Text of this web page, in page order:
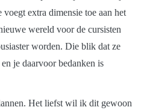
extra dimensie toe aan het
wereld voor de cursisten
worden. Die blik dat ze
je daarvoor bedanken is
Het liefst wil ik dit gewoon